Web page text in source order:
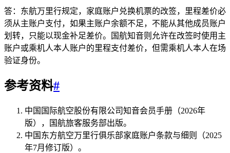
答：东航万里行规定，家庭账户兑换机票的改签，里程差价必
须从主账户支付，如果主账户余额不足，不能从其他成员账户
划转，只能以现金补足差价。国航知音则允许在改签时使用主
账户或乘机人本人账户的里程支付差价，但需乘机人本人在场
验证身份。
参考资料#
中国国际航空股份有限公司知音会员手册（2026年
版），国航旅客服务部出版。
中国东方航空万里行俱乐部家庭账户条款与细则（2025
年7月修订版）。